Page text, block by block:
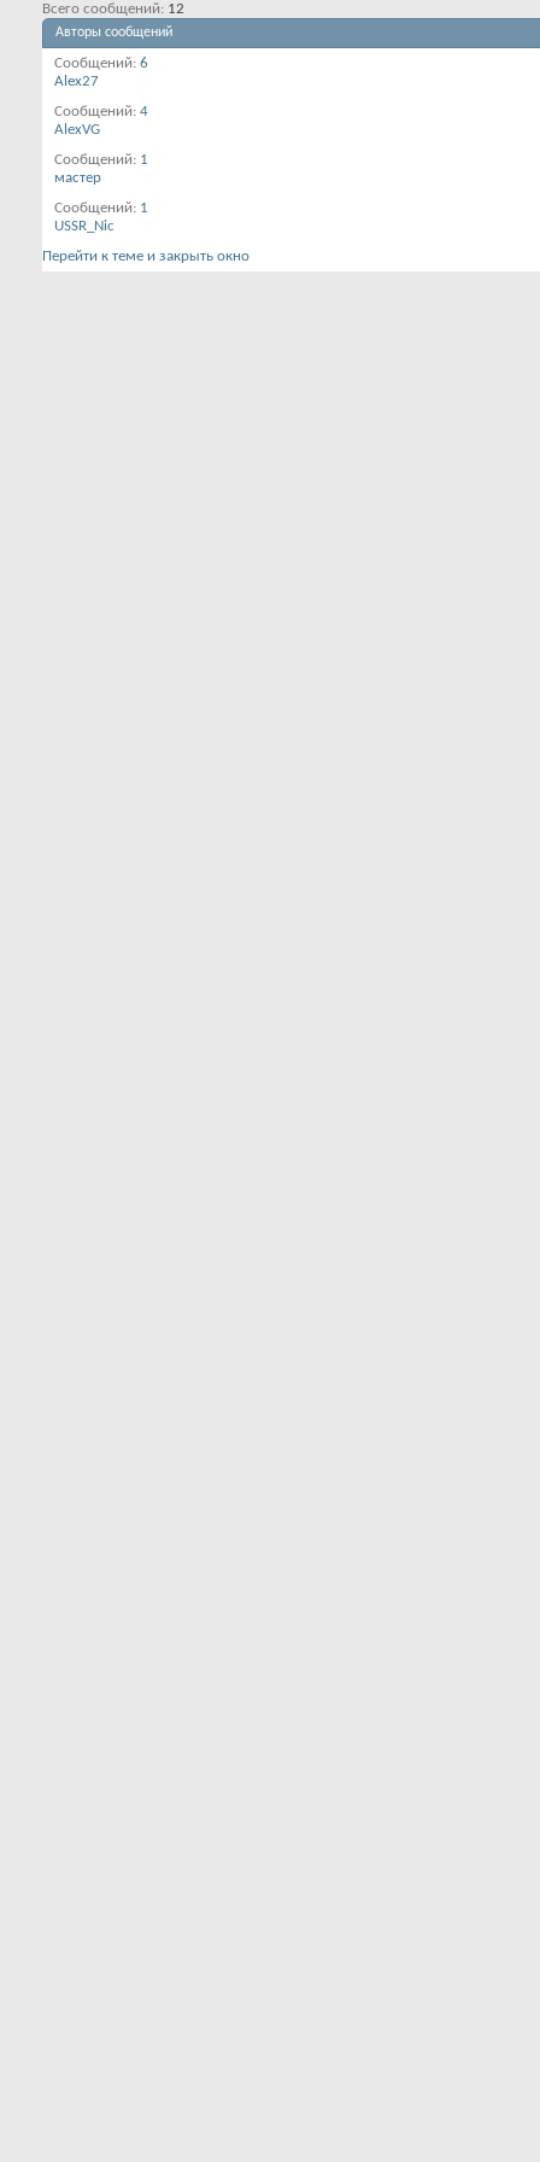
Всего сообщений 12
Авторы сообщений
Сообщений 6
Alex27
Сообщений 4
AlexVG
Сообщений
1
мастер
Сообщений
1
USSR_Nic
Перейти к теме и закрыть окно